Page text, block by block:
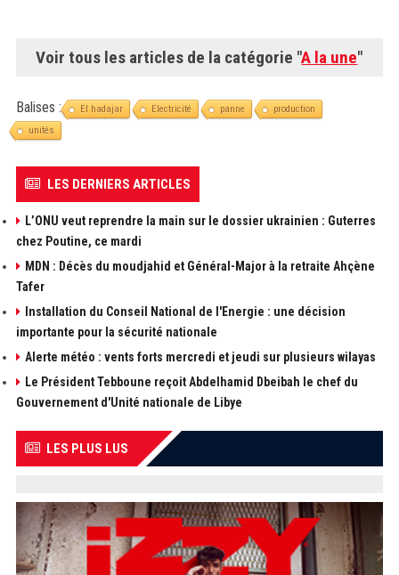
Voir tous les articles de la catégorie "A la une"
Balises : El hadajar Electricité panne
production
unités
LES DERNIERS ARTICLES
L’ONU veut reprendre la main sur le dossier ukrainien : Guterres
chez Poutine, ce mardi
MDN : Décès du moudjahid et Général-Major à la retraite Ahçène
Tafer
Installation du Conseil National de l'Energie : une décision
importante pour la sécurité nationale
Alerte météo : vents forts mercredi et jeudi sur plusieurs wilayas
Le Président Tebboune reçoit Abdelhamid Dbeibah le chef du
Gouvernement d'Unité nationale de Libye
LES PLUS LUS